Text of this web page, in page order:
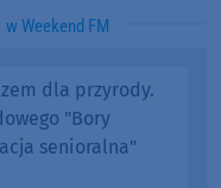
w Weekend FM
dla przyrody.
"Bory
senioralna"